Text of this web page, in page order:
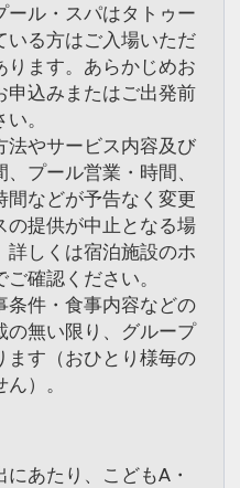
ール・スパはタトゥー
いる方はご入場いただ
ります。あらかじめお
申込みまたはご出発前
。
法やサービス内容及び
プール営業・時間、
間などが予告なく変更
の提供が中止となる場
詳しくは宿泊施設のホ
確認ください。
条件・食事内容などの
の無い限り、グループ
ます（おひとり様毎の
）。
にあたり、こどもA・